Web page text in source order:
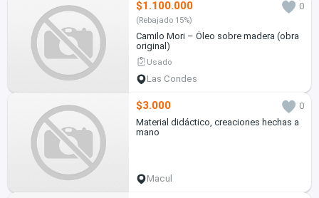
$1.100.000 0
(Rebajado 15%)
Camilo Mori – Óleo sobre madera (obra
original)
Usado
Las Condes
$3.000
0
Material didáctico, creaciones hechas a
mano
Macul